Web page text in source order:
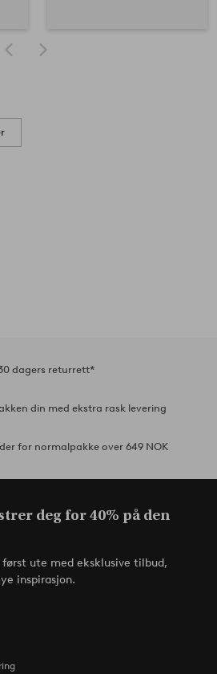
dagers returrett*
din med ekstra rask levering
for normalpakke over 649 NOK
deg for 40% på den
først ute med eksklusive tilbud,
inspirasjon.